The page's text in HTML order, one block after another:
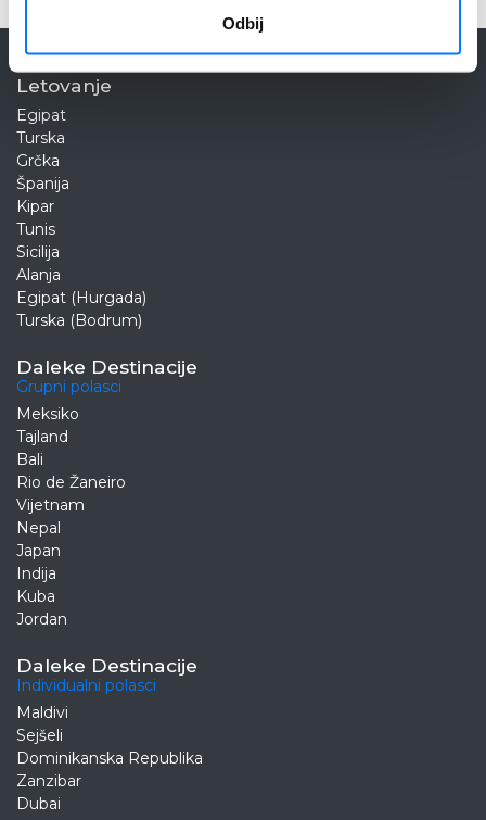
Odbij
Letovanje
Egipat
Turska
Grčka
Španija
Kipar
Tunis
Sicilija
Alanja
Egipat (Hurgada)
Turska (Bodrum)
Daleke Destinacije
Grupni polasci
Meksiko
Tajland
Bali
Rio de Žaneiro
Vijetnam
Nepal
Japan
Indija
Kuba
Jordan
Daleke Destinacije
Individualni polasci
Maldivi
Sejšeli
Dominikanska Republika
Zanzibar
Dubai